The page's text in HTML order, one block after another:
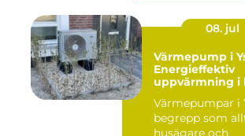
08. jul
Värmepump i
Energieffektiv
uppvärmning i
Värmepumpar i
begrepp som
husägare och